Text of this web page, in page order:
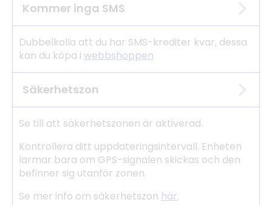
Kommer inga SMS
Dubbelkolla att du har SMS-krediter kvar, dessa
kan du köpa i webbshoppen
Säkerhetszon
Se till att säkerhetszonen är aktiverad.
Kontrollera ditt uppdateringsintervall. Enheten
larmar bara om GPS-signalen skickas och den
befinner sig utanför zonen.
Se mer info om säkerhetszon här.